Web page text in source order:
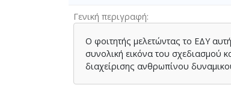
Γενική περιγραφή
Ο φοιτητής μελετώντας το ΕΔΥ
συνολική εικόνα του σχεδιασμού
διαχείρισης ανθρωπίνου